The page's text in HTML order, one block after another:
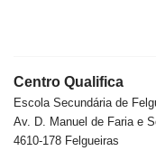
Centro Qualifica
Escola Secundária de
Av. D. Manuel de Faria e
4610-178 Felgueiras